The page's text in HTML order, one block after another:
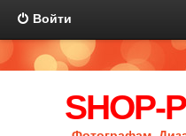
Войти
SHOP-